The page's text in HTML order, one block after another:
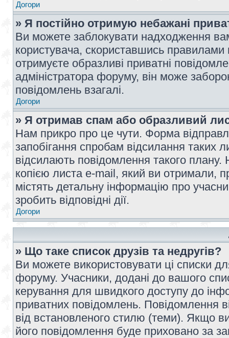
Догори
» Я постійно отримую небажані
Ви можете заблокувати надходження
користувача, скориставшись
отримуєте образливі приватні
адміністратора форуму, він може
повідомлень взагалі.
Догори
» Я отримав спам або образливий
Нам прикро про це чути. Форма
запобігання спробам відсилання таких
відсилають повідомлення такого
копією листа e-mail, який ви отримали,
містять детальну інформацію про
зробить відповідні дії.
Догори
» Що таке список друзів та недругів?
Ви можете використовувати ці списки
форуму. Учасники, додані до вашого
керування для швидкого доступу до
приватних повідомлень. Повідомлення
від встановленого стилю (теми). Якщо
його повідомлення буде приховано за